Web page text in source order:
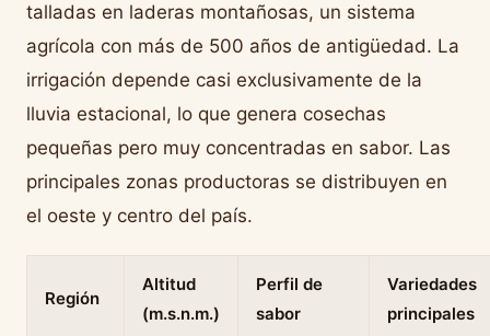
talladas en laderas montañosas, un sistema
agrícola con más de 500 años de antigüedad. La
irrigación depende casi exclusivamente de la
lluvia estacional, lo que genera cosechas
pequeñas pero muy concentradas en sabor. Las
principales zonas productoras se distribuyen en
el oeste y centro del país.
Región
Altitud
(m.s.n.m.)
Perfil de
sabor
Variedades
principales